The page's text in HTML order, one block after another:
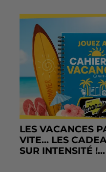
LES VACANCES
VITE... LES
SUR INTENSITÉ !...